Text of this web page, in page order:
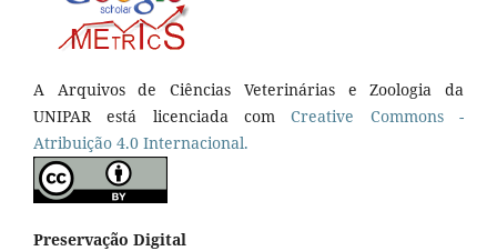
A Arquivos de Ciências Veterinárias e Zoologia da
UNIPAR está licenciada comCreative Commons -
Atribuição 4.0 Internacional.
Preservação Digital